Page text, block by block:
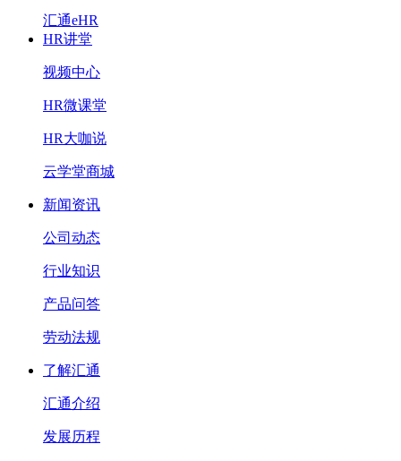
汇通eHR
HR讲堂
视频中心
HR微课堂
HR大咖说
云学堂商城
新闻资讯
公司动态
行业知识
产品问答
劳动法规
了解汇通
汇通介绍
发展历程